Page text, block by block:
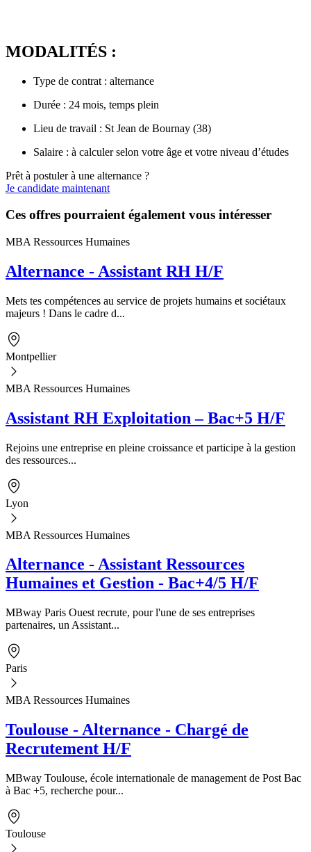
MODALITÉS :
Type de contrat : alternance
Durée : 24 mois, temps plein
Lieu de travail : St Jean de Bournay (38)
Salaire : à calculer selon votre âge et votre niveau d’études
Prêt à postuler à une alternance ?
Je candidate maintenant
Ces offres pourraient également vous intéresser
MBA Ressources Humaines
Alternance - Assistant RH H/F
Mets tes compétences au service de projets humains et sociétaux
majeurs ! Dans le cadre d...
Montpellier
MBA Ressources Humaines
Assistant RH Exploitation – Bac+5 H/F
Rejoins une entreprise en pleine croissance et participe à la gestion
des ressources...
Lyon
MBA Ressources Humaines
Alternance - Assistant Ressources
Humaines et Gestion - Bac+4/5 H/F
MBway Paris Ouest recrute, pour l'une de ses entreprises
partenaires, un Assistant...
Paris
MBA Ressources Humaines
Toulouse - Alternance - Chargé de
Recrutement H/F
MBway Toulouse, école internationale de management de Post Bac
à Bac +5, recherche pour...
Toulouse